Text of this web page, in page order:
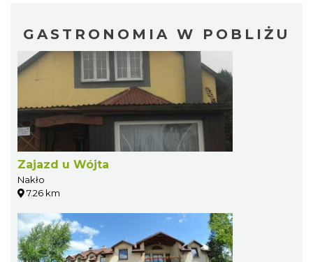
GASTRONOMIA W POBLIŻU
Zajazd u Wójta
Nakło
7.26 km